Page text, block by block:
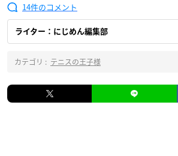
14
ライター：にじめん編集部
カテゴリ : テニスの王子様